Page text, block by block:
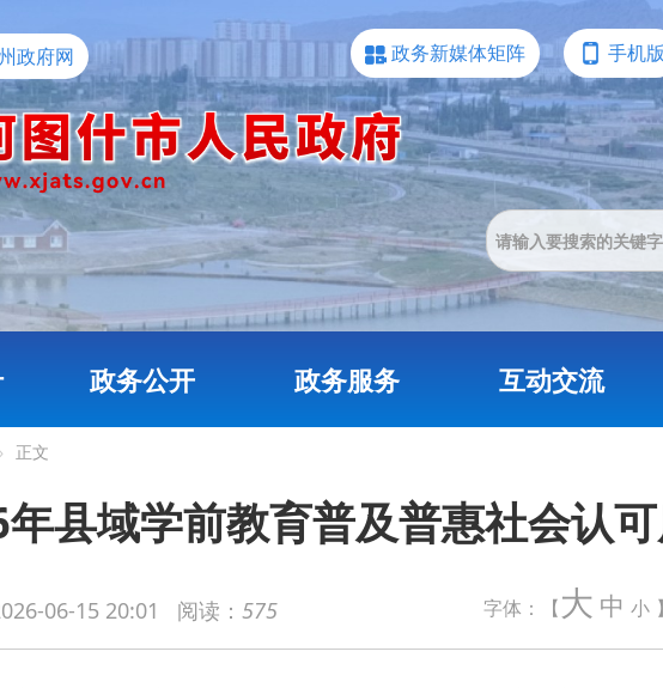
政府网 政务新媒体矩阵 手机版
政务公开 政务服务 互动交流
正文
县域学前教育普及普惠社会认
06-15 20:01 阅读： 575 字体：【大 中 小 】
《教育督导条例》，依据《县域学前教育普及普惠督导评估办法》有关要求，
教育普及普惠社会认可度调查，现就邀请社会各界参加调查的有关事宜通知